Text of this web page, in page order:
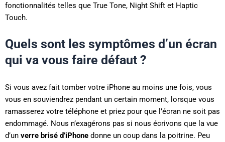
fonctionnalités telles que True Tone, Night Shift et Haptic
Touch.
Quels sont les symptômes d’un écran
qui va vous faire défaut ?
Si vous avez fait tomber votre iPhone au moins une fois, vous
vous en souviendrez pendant un certain moment, lorsque vous
ramasserez votre téléphone et priez pour que l’écran ne soit pas
endommagé. Nous n’exagérons pas si nous écrivons que la vue
d’un verre brisé d’iPhone donne un coup dans la poitrine. Peu